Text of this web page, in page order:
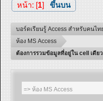
หน้า: [1] ขึ้นบน
บอร์ดเรียนรู้ Access สำหรับคนไท
ห้อง MS Access
ต้องการรวมข้อมูลที่อยู่ใน cell เดีย